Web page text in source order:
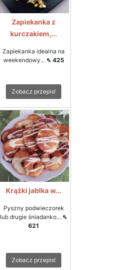
Zapiekanka z
kurczakiem,...
Zapiekanka idealna na
weekendowy... ⇖ 425
Zobacz przepis!
Krążki jabłka w...
Pyszny podwieczorek
lub drugie śniadanko... ⇖
621
Zobacz przepis!